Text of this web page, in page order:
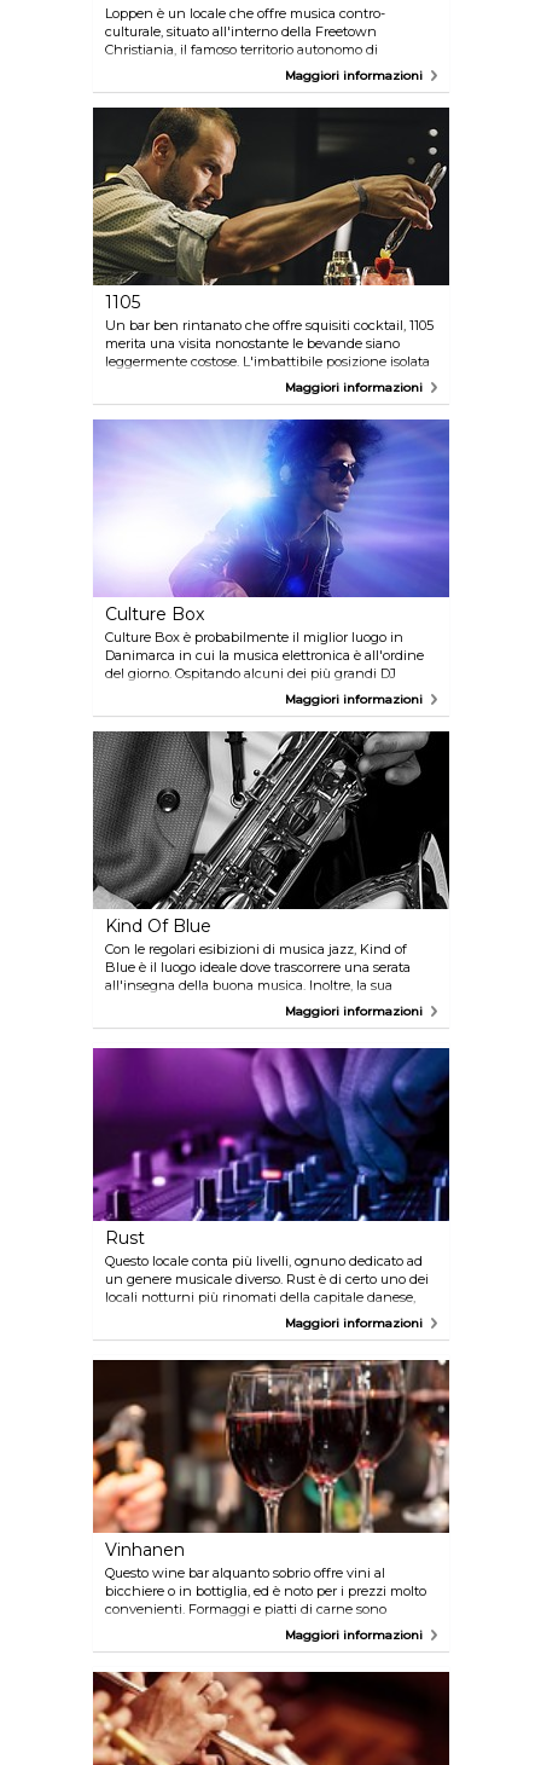
Loppen è un locale che offre musica contro-
culturale, situato all'interno della Freetown
Christiania, il famoso territorio autonomo di
Copenaghen. L'edificio è sempre pieno di nuovi
musicisti nuovi o artisti già conosciuti. Controllate il
calendario degli eventi sul sito web per vedere cosa
è in programma quando sarete in città e aspettatevi
folle di musicisti ad animare la serata.
Maggiori informazioni
1105
Un bar ben rintanato che offre squisiti cocktail, 1105
merita una visita nonostante le bevande siano
leggermente costose. L'imbattibile posizione isolata
proprio accanto a Nyhavn e la bravura dei baristi
attirano la folla. Lo Yum Yum è il cocktail ideale.
Maggiori informazioni
Culture Box
Culture Box è probabilmente il miglior luogo in
Danimarca in cui la musica elettronica è all'ordine
del giorno. Ospitando alcuni dei più grandi DJ
attualmente sulla scena, Culture Box attira
costantemente folle di appassionati di elettronica e
techno.
Maggiori informazioni
Kind Of Blue
Con le regolari esibizioni di musica jazz, Kind of
Blue è il luogo ideale dove trascorrere una serata
all'insegna della buona musica. Inoltre, la sua
posizione è perfetta per distendere le gambe lungo
la rinomata Ravnsborggade, prima e dopo la
Maggiori informazioni
Rust
Questo locale conta più livelli, ognuno dedicato ad
un genere musicale diverso. Rust è di certo uno dei
locali notturni più rinomati della capitale danese,
situato nel quartiere di Nørrebro. Aspettatevi di
ascoltare indie rock e pop, così come hip hop e
sono egualmente garantiti.
Maggiori informazioni
Vinhanen
Questo wine bar alquanto sobrio offre vini al
bicchiere o in bottiglia, ed è noto per i prezzi molto
convenienti. Formaggi e piatti di carne sono
disponibili su ordinazione, e durante la stagione
calda è possibile godere dei posti a sedere
Maggiori informazioni